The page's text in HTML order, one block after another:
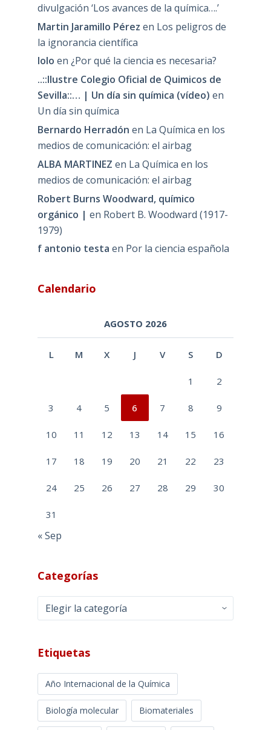
divulgación ‘Los avances de la química….’
Martin Jaramillo Pérez en Los peligros de
la ignorancia científica
lolo en ¿Por qué la ciencia es necesaria?
..::Ilustre Colegio Oficial de Quimicos de
Sevilla::… | Un día sin química (vídeo) en
Un día sin química
Bernardo Herradón en La Química en los
medios de comunicación: el airbag
ALBA MARTINEZ en La Química en los
medios de comunicación: el airbag
Robert Burns Woodward, químico
orgánico | en Robert B. Woodward (1917-
1979)
f antonio testa en Por la ciencia española
Calendario
AGOSTO 2026
L M X J V S D
1 2
3 4 5 6 7 8 9
10 11 12 13 14 15 16
17 18 19 20 21 22 23
24 25 26 27 28 29 30
31
« Sep
Categorías
Categorías
Etiquetas
Año Internacional de la Química
Biología molecular Biomateriales